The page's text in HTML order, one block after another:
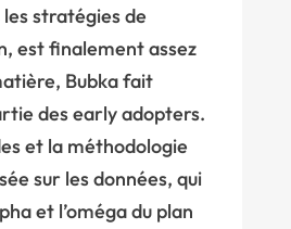
stratégies de
est finalement assez
Bubka fait
des early adopters.
et la méthodologie
sur les données, qui
et l’oméga du plan